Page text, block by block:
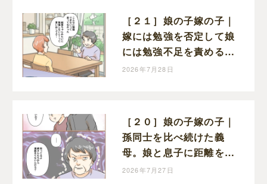
［２１］娘の子嫁の子｜
嫁には勉強を否定して娘
には勉強不足を責める。
矛盾だらけの義母に開い
2026年7月28日
［２０］娘の子嫁の子｜
孫同士を比べ続けた義
母。娘と息子に距離を置
かれても、自分の過ちに
2026年7月27日